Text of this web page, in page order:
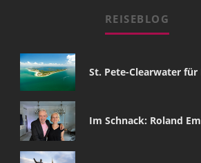
REISEBLOG
St. Pete-Clearwater für
Im Schnack: Roland